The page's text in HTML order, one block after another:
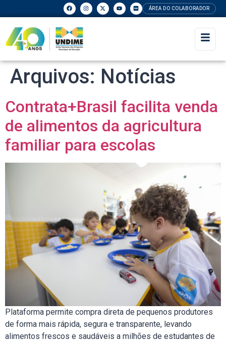
ÁREA DO COLABORADOR
Arquivos: Notícias
Contrata+Brasil facilita venda
de alimentos da agricultura
familiar para escolas
Plataforma permite compra direta de pequenos produtores
de forma mais rápida, segura e transparente, levando
alimentos frescos e saudáveis a milhões de estudantes de